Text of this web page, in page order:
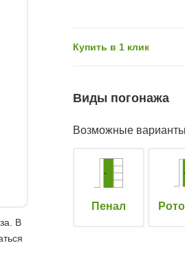
В
Купить в 1 клик
Виды погонажа
Возможные
Пенал